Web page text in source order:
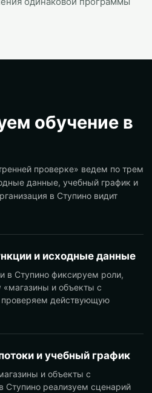
обучение в
проверке» ведем по трем
данные, учебный график и
в Ступино видит
и исходные данные
в Ступино фиксируем роли,
«магазины и объекты с
проверяем действующую
и учебный график
и объекты с
Ступино реализуем сценарий